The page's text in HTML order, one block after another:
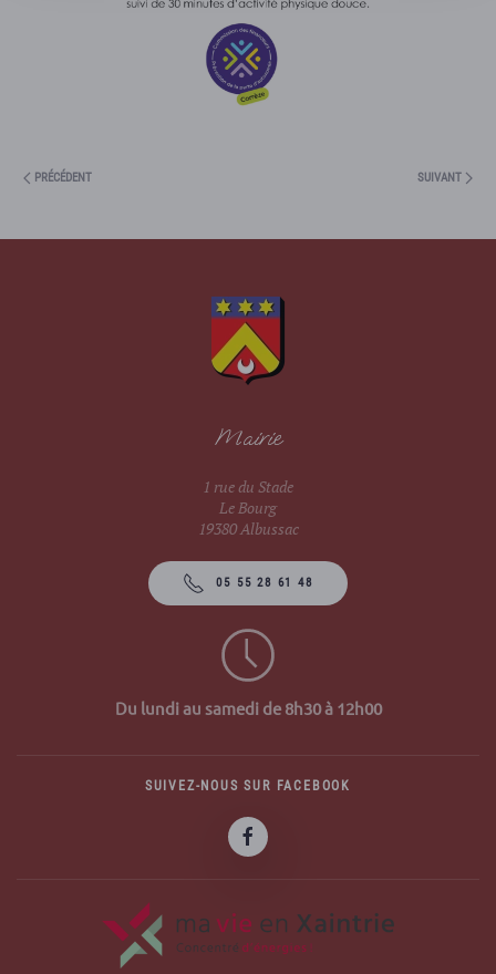
PRÉCÉDENT SUIVANT
Mairie
1 rue du Stade
Le Bourg
19380 Albussac
05 55 28 61 48
Du lundi au samedi de 8h30 à 12h00
SUIVEZ-NOUS SUR FACEBOOK